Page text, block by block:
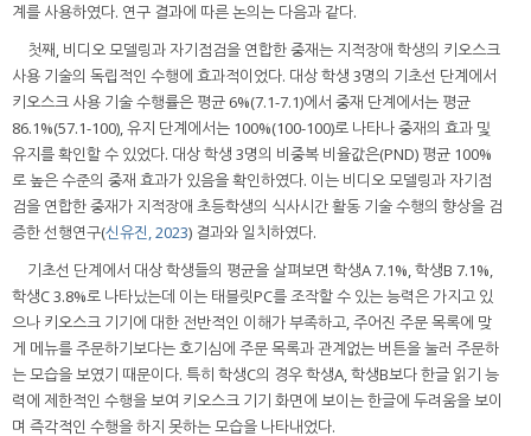
계를 사용하였다. 연구 결과에 따른 논의는 다음과 같다.
첫째, 비디오 모델링과 자기점검을 연합한 중재는 지적장애 학생의 키오스크
사용 기술의 독립적인 수행에 효과적이었다. 대상 학생 3명의 기초선 단계에서
키오스크 사용 기술 수행률은 평균 6%(7.1-7.1)에서 중재 단계에서는 평균
86.1%(57.1-100), 유지 단계에서는 100%(100-100)로 나타나 중재의 효과 및
유지를 확인할 수 있었다. 대상 학생 3명의 비중복 비율값은(PND) 평균 100%
로 높은 수준의 중재 효과가 있음을 확인하였다. 이는 비디오 모델링과 자기점
검을 연합한 중재가 지적장애 초등학생의 식사시간 활동 기술 수행의 향상을 검
증한 선행연구(신유진, 2023) 결과와 일치하였다.
기초선 단계에서 대상 학생들의 평균을 살펴보면 학생A 7.1%, 학생B 7.1%,
학생C 3.8%로 나타났는데 이는 태블릿PC를 조작할 수 있는 능력은 가지고 있
으나 키오스크 기기에 대한 전반적인 이해가 부족하고, 주어진 주문 목록에 맞
게 메뉴를 주문하기보다는 호기심에 주문 목록과 관계없는 버튼을 눌러 주문하
는 모습을 보였기 때문이다. 특히 학생C의 경우 학생A, 학생B보다 한글 읽기 능
력에 제한적인 수행을 보여 키오스크 기기 화면에 보이는 한글에 두려움을 보이
며 즉각적인 수행을 하지 못하는 모습을 나타내었다.